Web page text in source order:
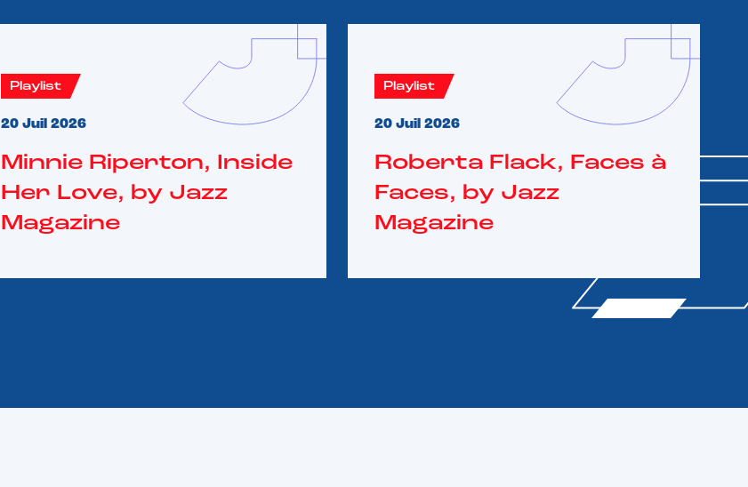
Playlist
20 Juil 2026
Minnie Riperton, Inside
Her Love, by Jazz
Magazine
Playlist
20 Juil 2026
Roberta Flack, Faces à
Faces, by Jazz
Magazine